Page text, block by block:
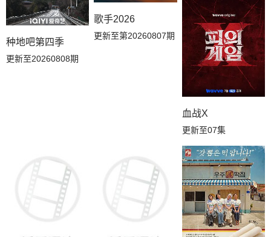
种地吧第四季
更新至20260808期
歌手2026
更新至第20260807期
血战X
更新至07集